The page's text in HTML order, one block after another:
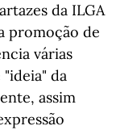
da ILGA
promoção de
várias
da
assim